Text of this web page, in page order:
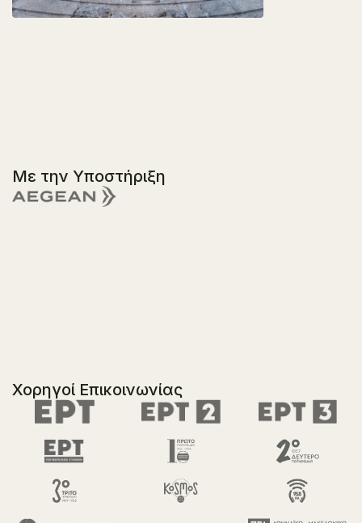
Με την Υποστήριξη
Χορηγοί Επικοινωνίας